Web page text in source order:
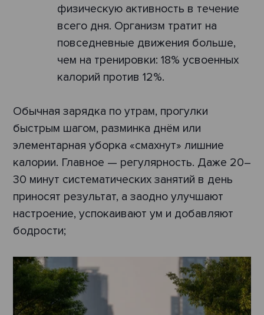
физическую активность в течение
всего дня. Организм тратит на
повседневные движения больше,
чем на тренировки: 18% усвоенных
калорий против 12%.
Обычная зарядка по утрам, прогулки
быстрым шагом, разминка днём или
элементарная уборка «смахнут» лишние
калории. Главное — регулярность. Даже 20–
30 минут систематических занятий в день
приносят результат, а заодно улучшают
настроение, успокаивают ум и добавляют
бодрости;